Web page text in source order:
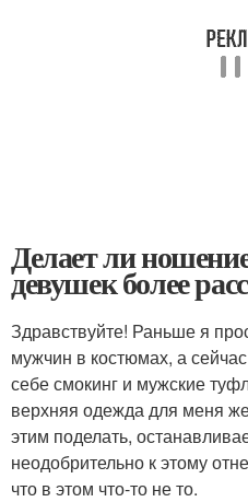
Делает ли
девушек более
Здравствуйте! Раньше я
мужчин в костюмах, а
себе смокинг и мужские
верхняя одежда для меня
этим поделать,
неодобрительно к этому
что в этом что-то не то.